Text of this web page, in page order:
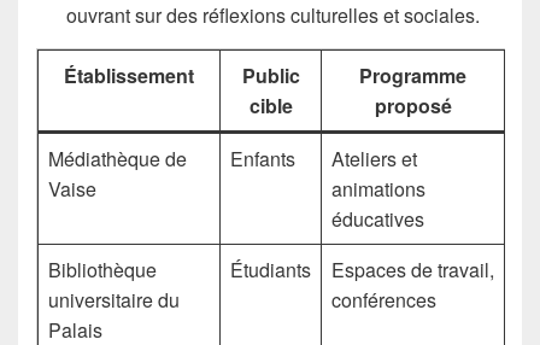
ouvrant sur des réflexions culturelles et sociales.
Établissement
Public
cible
Programme
proposé
Médiathèque de
Vaise
Enfants
Ateliers et
animations
éducatives
Bibliothèque
universitaire du
Palais
Étudiants
Espaces de travail,
conférences